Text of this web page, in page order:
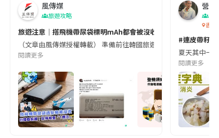
風傳媒
旅遊攻略
旅遊注意｜搭飛機帶尿袋標明mAh都會被沒收😱出發前切記檢查
（文章由風傳媒授權轉載） 準備前往韓國旅遊的民眾，近期要
閱讀更多
營養
香港
#連皮帶籽
夏天其中一
閱讀更多